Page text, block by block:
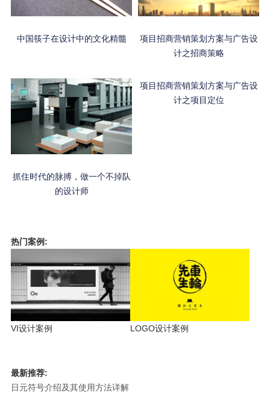
中国筷子在设计中的文化精髓
项目招商营销策划方案与广告设
计之招商策略
抓住时代的脉搏，做一个不掉队
的设计师
项目招商营销策划方案与广告设
计之项目定位
热门案例:
VI设计案例 LOGO设计案例
最新推荐:
日元符号介绍及其使用方法详解